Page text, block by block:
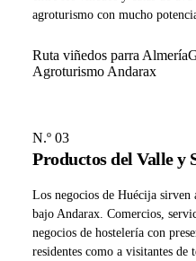
agroturismo con mucho
Ruta viñedos parra Almería
Agroturismo Andarax
N.º 03
Productos del Valle y
Los negocios de Huécija
bajo Andarax. Comercios,
negocios de hostelería con
residentes como a visitantes de